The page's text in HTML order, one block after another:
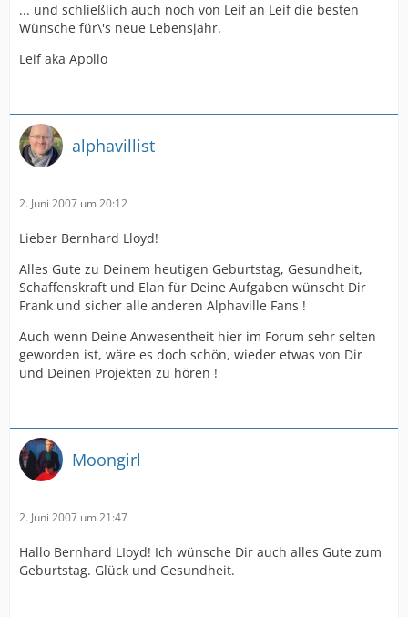
... und schließlich auch noch von Leif an Leif die besten
Wünsche für\'s neue Lebensjahr.
Leif aka Apollo
alphavillist
2. Juni 2007 um 20:12
Lieber Bernhard Lloyd!
Alles Gute zu Deinem heutigen Geburtstag, Gesundheit,
Schaffenskraft und Elan für Deine Aufgaben wünscht Dir
Frank und sicher alle anderen Alphaville Fans !
Auch wenn Deine Anwesentheit hier im Forum sehr selten
geworden ist, wäre es doch schön, wieder etwas von Dir
und Deinen Projekten zu hören !
Moongirl
2. Juni 2007 um 21:47
Hallo Bernhard LIoyd! Ich wünsche Dir auch alles Gute zum
Geburtstag. Glück und Gesundheit.